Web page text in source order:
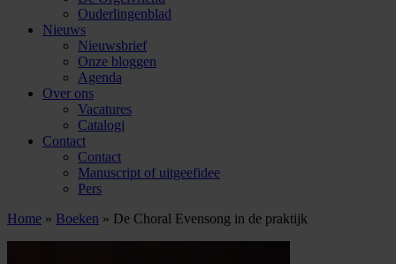
Ouderlingenblad
Nieuws
Nieuwsbrief
Onze bloggen
Agenda
Over ons
Vacatures
Catalogi
Contact
Contact
Manuscript of uitgeefidee
Pers
Home » Boeken » De Choral Evensong in de praktijk